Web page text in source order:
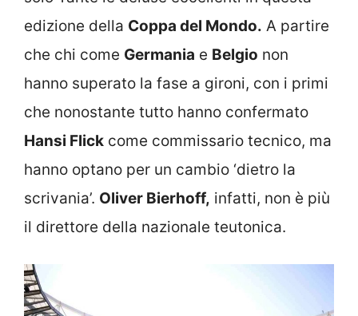
edizione della Coppa del Mondo. A partire
che chi come Germania e Belgio non
hanno superato la fase a gironi, con i primi
che nonostante tutto hanno confermato
Hansi Flick come commissario tecnico, ma
hanno optano per un cambio ‘dietro la
scrivania’. Oliver Bierhoff, infatti, non è più
il direttore della nazionale teutonica.